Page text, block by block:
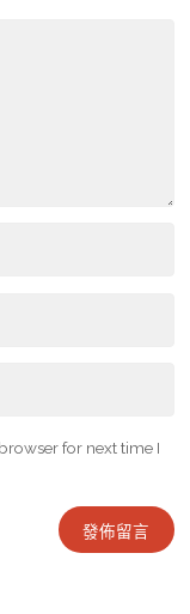
for next time I